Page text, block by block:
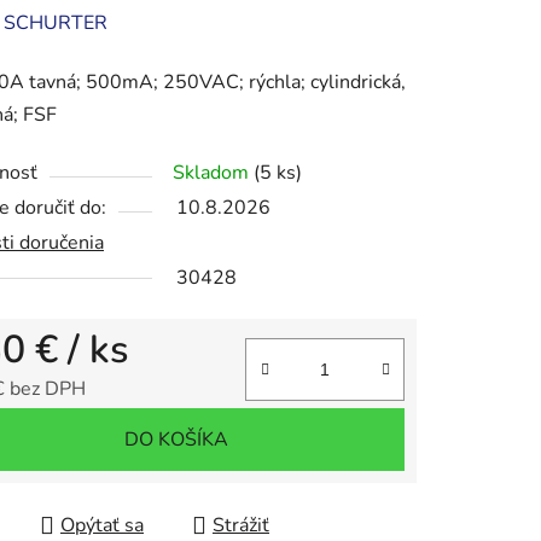
SCHURTER
tavná; 500mA; 250VAC; rýchla; cylindrická,
FSF
Skladom (5 ks)
doručiť do:
10.8.2026
doručenia
30428
€/ ks
bez DPH
DO KOŠÍKA
Opýtať sa
Strážiť